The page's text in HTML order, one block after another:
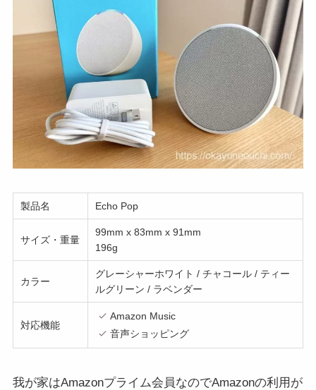
製品名 Echo Pop
サイズ・重量
99mm x 83mm x 91mm
196g
カラー
グレーシャーホワイト / チャコール / ティー
ルグリーン / ラベンダー
対応機能
Amazon Music
音声ショッピング
我が家はAmazonプライム会員なのでAmazonの利用が